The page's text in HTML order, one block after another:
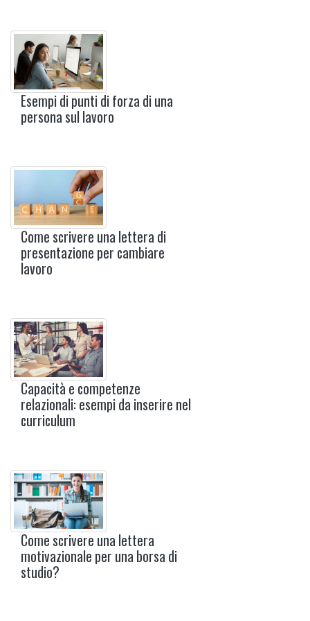
Esempi di punti di forza di una
persona sul lavoro
Come scrivere una lettera di
presentazione per cambiare
lavoro
Capacità e competenze
relazionali: esempi da inserire nel
curriculum
Come scrivere una lettera
motivazionale per una borsa di
studio?